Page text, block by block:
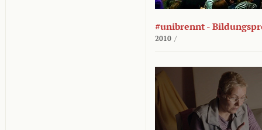
#unibrennt -
2010 /